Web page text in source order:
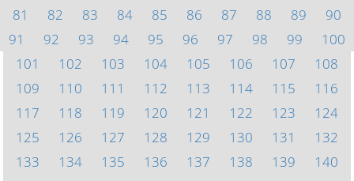
81
82 83 84 85 86 87 88 89
90
91
92 93 94 95 96 97 98 99
100
101
102 103 104 105 106 107
108
109
110 111 112 113 114 115
116
117
118 119 120 121 122 123
124
125
126 127 128 129 130 131
132
133
134 135 136 137 138 139
140